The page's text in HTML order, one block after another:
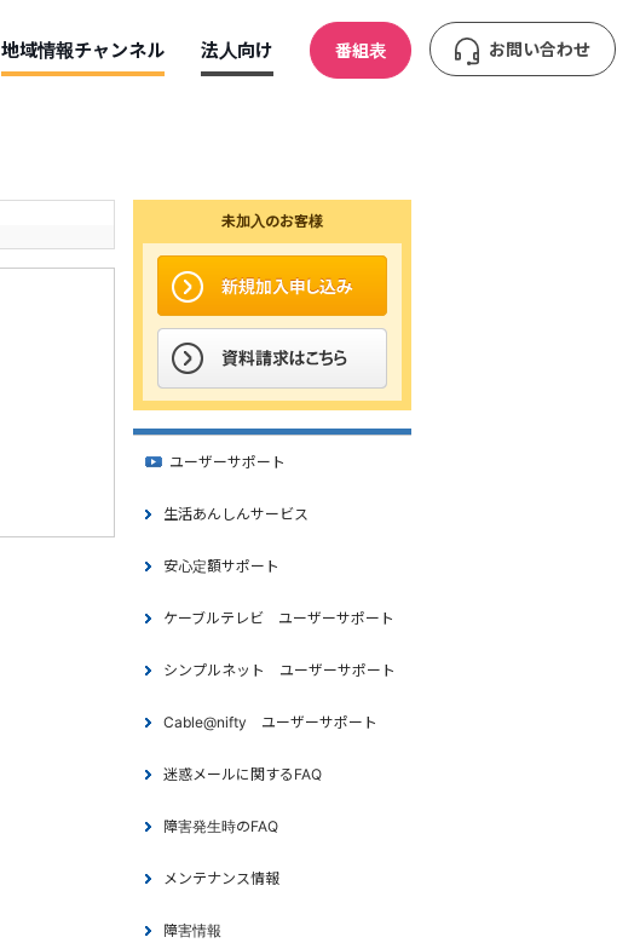
地域情報チャンネル 法人向け 番組表 お問い合わせ
未加入のお客様
ユーザーサポート
生活あんしんサービス
安心定額サポート
ケーブルテレビ ユーザーサポート
シンプルネット ユーザーサポート
Cable@nifty ユーザーサポート
迷惑メールに関するFAQ
障害発生時のFAQ
メンテナンス情報
障害情報